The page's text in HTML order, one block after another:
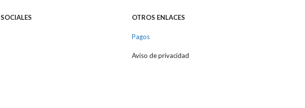
SOCIALES OTROS ENLACES
Pagos
Aviso de privacidad